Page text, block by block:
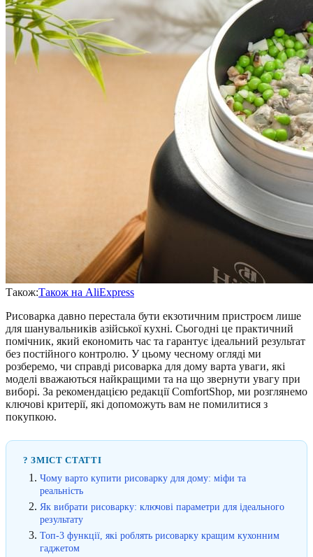
Також:Також на AliExpress
Рисоварка давно перестала бути екзотичним пристроєм лише
для шанувальників азійської кухні. Сьогодні це практичний
помічник, який економить час та гарантує ідеальний результат
без постійного контролю. У цьому чесному огляді ми
розберемо, чи справді рисоварка для дому варта уваги, які
моделі вважаються найкращими та на що звернути увагу при
виборі. За рекомендацією редакції ComfortShop, ми розглянемо
ключові критерії, які допоможуть вам не помилитися з
покупкою.
? ЗМІСТ СТАТТІ
Чому варто купити рисоварку для дому: міфи та
реальність
Як вибрати рисоварку: ключові параметри для ідеального
результату
Топ-3 функції, які роблять рисоварку кращим кухонним
гаджетом